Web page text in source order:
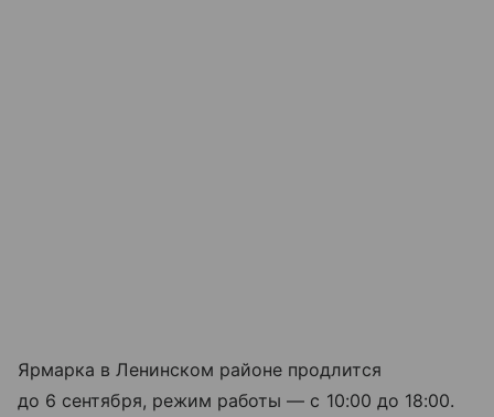
Ярмарка в Ленинском районе продлится
до 6 сентября, режим работы — с 10:00 до 18:00.